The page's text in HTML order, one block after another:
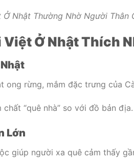
Nhật Thường Nhờ Người Thân
Việt Ở Nhật Thích
ong rừng, mắm đặc trưng của
“quê nhà” so với đồ bản địa.
Lớn
giúp người xa quê cảm thấy